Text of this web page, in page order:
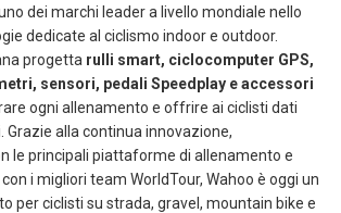
dei marchi leader a livello mondiale nello
dedicate al ciclismo indoor e outdoor.
progetta rulli smart, ciclocomputer GPS,
sensori, pedali Speedplay e accessori
ogni allenamento e offrire ai ciclisti dati
Grazie alla continua innovazione,
le principali piattaforme di allenamento e
i migliori team WorldTour, Wahoo è oggi un
per ciclisti su strada, gravel, mountain bike e